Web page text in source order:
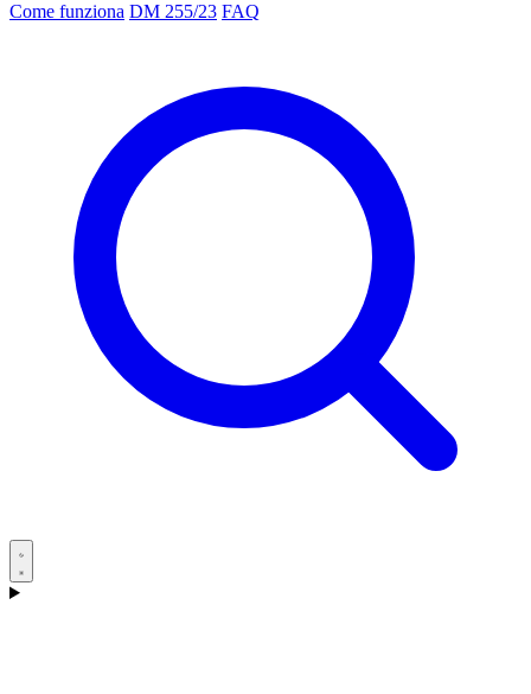
Come funziona DM 255/23 FAQ